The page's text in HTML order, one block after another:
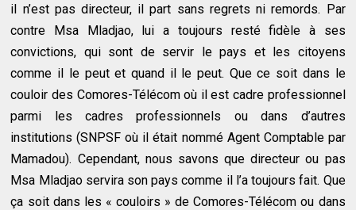
il n’est pas directeur, il part sans regrets ni remords. Par
contre Msa Mladjao, lui a toujours resté fidèle à ses
convictions, qui sont de servir le pays et les citoyens
comme il le peut et quand il le peut. Que ce soit dans le
couloir des Comores-Télécom où il est cadre professionnel
parmi les cadres professionnels ou dans d’autres
institutions (SNPSF où il était nommé Agent Comptable par
Mamadou). Cependant, nous savons que directeur ou pas
Msa Mladjao servira son pays comme il l’a toujours fait. Que
ça soit dans les « couloirs » de Comores-Télécom ou dans